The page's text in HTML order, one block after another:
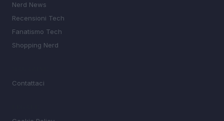
Nerd News
Recensioni Tech
Fanatismo Tech
Shopping Nerd
Contattaci